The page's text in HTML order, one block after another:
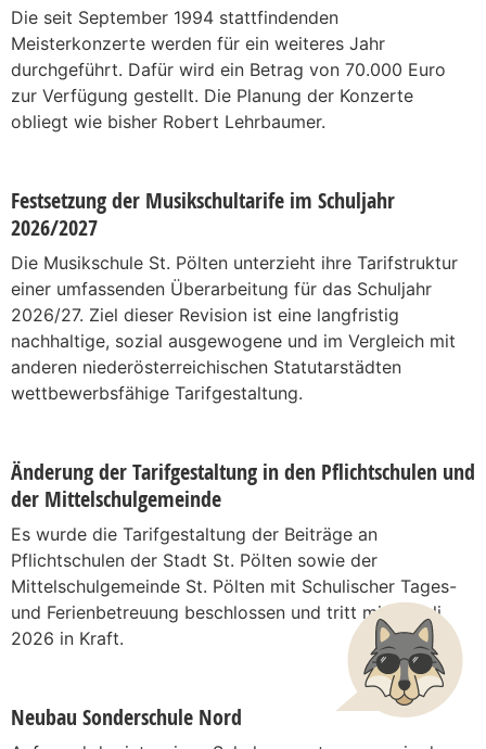
Die seit September 1994 stattfindenden
Meisterkonzerte werden für ein weiteres Jahr
durchgeführt. Dafür wird ein Betrag von 70.000 Euro
zur Verfügung gestellt. Die Planung der Konzerte
obliegt wie bisher Robert Lehrbaumer.
Festsetzung der Musikschultarife im Schuljahr
2026/2027
Die Musikschule St. Pölten unterzieht ihre Tarifstruktur
einer umfassenden Überarbeitung für das Schuljahr
2026/27. Ziel dieser Revision ist eine langfristig
nachhaltige, sozial ausgewogene und im Vergleich mit
anderen niederösterreichischen Statutarstädten
wettbewerbsfähige Tarifgestaltung.
Änderung der Tarifgestaltung in den Pflichtschulen und
der Mittelschulgemeinde
Es wurde die Tarifgestaltung der Beiträge an
Pflichtschulen der Stadt St. Pölten sowie der
Mittelschulgemeinde St. Pölten mit Schulischer Tages-
und Ferienbetreuung beschlossen und tritt mit 6. Juli
2026 in Kraft.
Neubau Sonderschule Nord